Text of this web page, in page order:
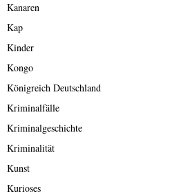
Kanaren
Kap
Kinder
Kongo
Königreich Deutschland
Kriminalfälle
Kriminalgeschichte
Kriminalität
Kunst
Kurioses